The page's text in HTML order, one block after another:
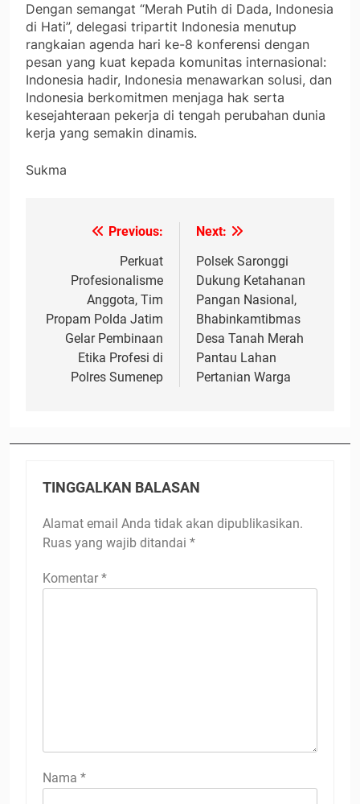
Dengan semangat “Merah Putih di Dada, Indonesia
di Hati”, delegasi tripartit Indonesia menutup
rangkaian agenda hari ke-8 konferensi dengan
pesan yang kuat kepada komunitas internasional:
Indonesia hadir, Indonesia menawarkan solusi, dan
Indonesia berkomitmen menjaga hak serta
kesejahteraan pekerja di tengah perubahan dunia
kerja yang semakin dinamis.
Sukma
NavigasiPrevious:
Perkuat
Profesionalisme
Anggota, Tim
Propam Polda Jatim
Gelar Pembinaan
Etika Profesi di
Polres Sumenep
Next:
Polsek Saronggi
Dukung Ketahanan
Pangan Nasional,
Bhabinkamtibmas
Desa Tanah Merah
Pantau Lahan
Pertanian Warga
TINGGALKAN BALASAN
Alamat email Anda tidak akan dipublikasikan.
Ruas yang wajib ditandai *
Komentar *
Nama *